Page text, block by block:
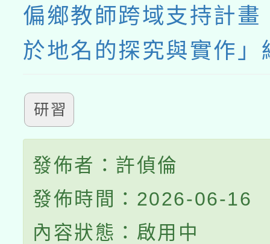
偏鄉教師跨域支持計畫
於地名的探究與實作」
研習
發佈者：許偵倫
發佈時間：2026-06-16
內容狀態：啟用中